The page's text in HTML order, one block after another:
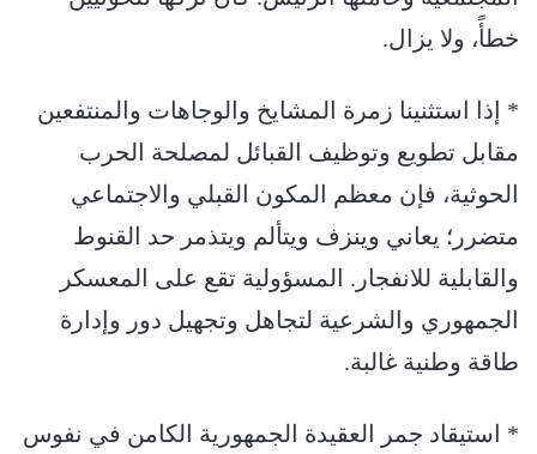
خطأً، ولا يزال.
* ‏إذا استثنينا زمرة المشايخ والوجاهات والمنتفعين
مقابل تطويع وتوظيف القبائل لمصلحة الحرب
الحوثية، فإن معظم المكون القبلي والاجتماعي
متضرر؛ يعاني وينزف ويتألم ويتذمر حد القنوط
والقابلية للانفجار. المسؤولية تقع على المعسكر
الجمهوري والشرعية لتجاهل وتجهيل دور وإدارة
طاقة وطنية غالبة.
* استيقاد جمر العقيدة الجمهورية الكامن في نفوس